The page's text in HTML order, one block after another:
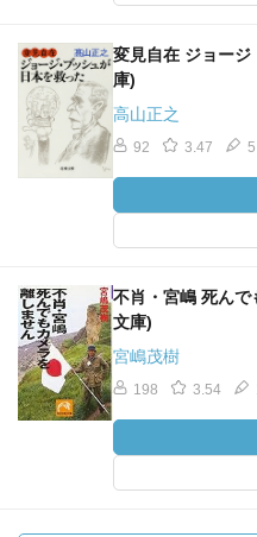
変見自在 ジョー
庫)
高山正之
92 3.47 5
不肖・宮嶋 死ん
文庫)
宮嶋茂樹
198 3.54